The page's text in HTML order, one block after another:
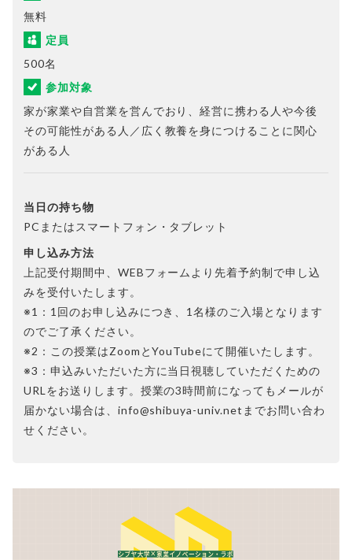
無料
定員
500名
参加対象
家が家業や自営業を営んでおり、経営に携わる人や今後
その可能性がある人／広く教養を身につけることに関心
がある人
当日の持ち物
PCまたはスマートフォン・タブレット
申し込み方法
上記受付期間中、WEBフォームより先着予約制で申し込
みを受付いたします。
※1：1回のお申し込みにつき、1名様のご入場となります
のでご了承ください。
※2：この授業はZoomとYouTubeにて開催いたします。
※3：申込みいただいた方に当日視聴していただくための
URLをお送りします。授業の3時間前になってもメールが
届かない場合は、info@shibuya-univ.netまでお問い合わ
せください。